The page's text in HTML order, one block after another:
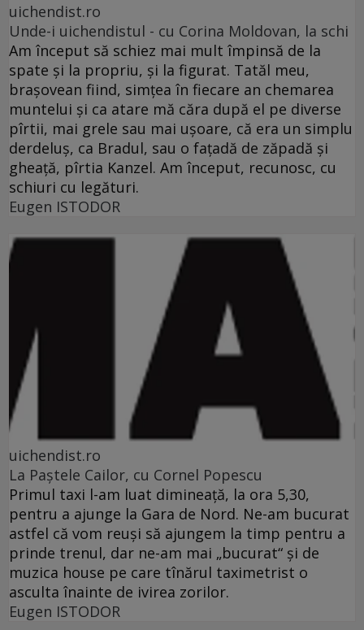
uichendist.ro
Unde-i uichendistul - cu Corina Moldovan, la schi
Am început să schiez mai mult împinsă de la
spate şi la propriu, şi la figurat. Tatăl meu,
braşovean fiind, simţea în fiecare an chemarea
muntelui şi ca atare mă căra după el pe diverse
pîrtii, mai grele sau mai uşoare, că era un simplu
derdeluş, ca Bradul, sau o faţadă de zăpadă şi
gheaţă, pîrtia Kanzel. Am început, recunosc, cu
schiuri cu legături.
Eugen ISTODOR
uichendist.ro
La Paştele Cailor, cu Cornel Popescu
Primul taxi l-am luat dimineaţă, la ora 5,30,
pentru a ajunge la Gara de Nord. Ne-am bucurat
astfel că vom reuşi să ajungem la timp pentru a
prinde trenul, dar ne-am mai „bucurat“ şi de
muzica house pe care tînărul taximetrist o
asculta înainte de ivirea zorilor.
Eugen ISTODOR